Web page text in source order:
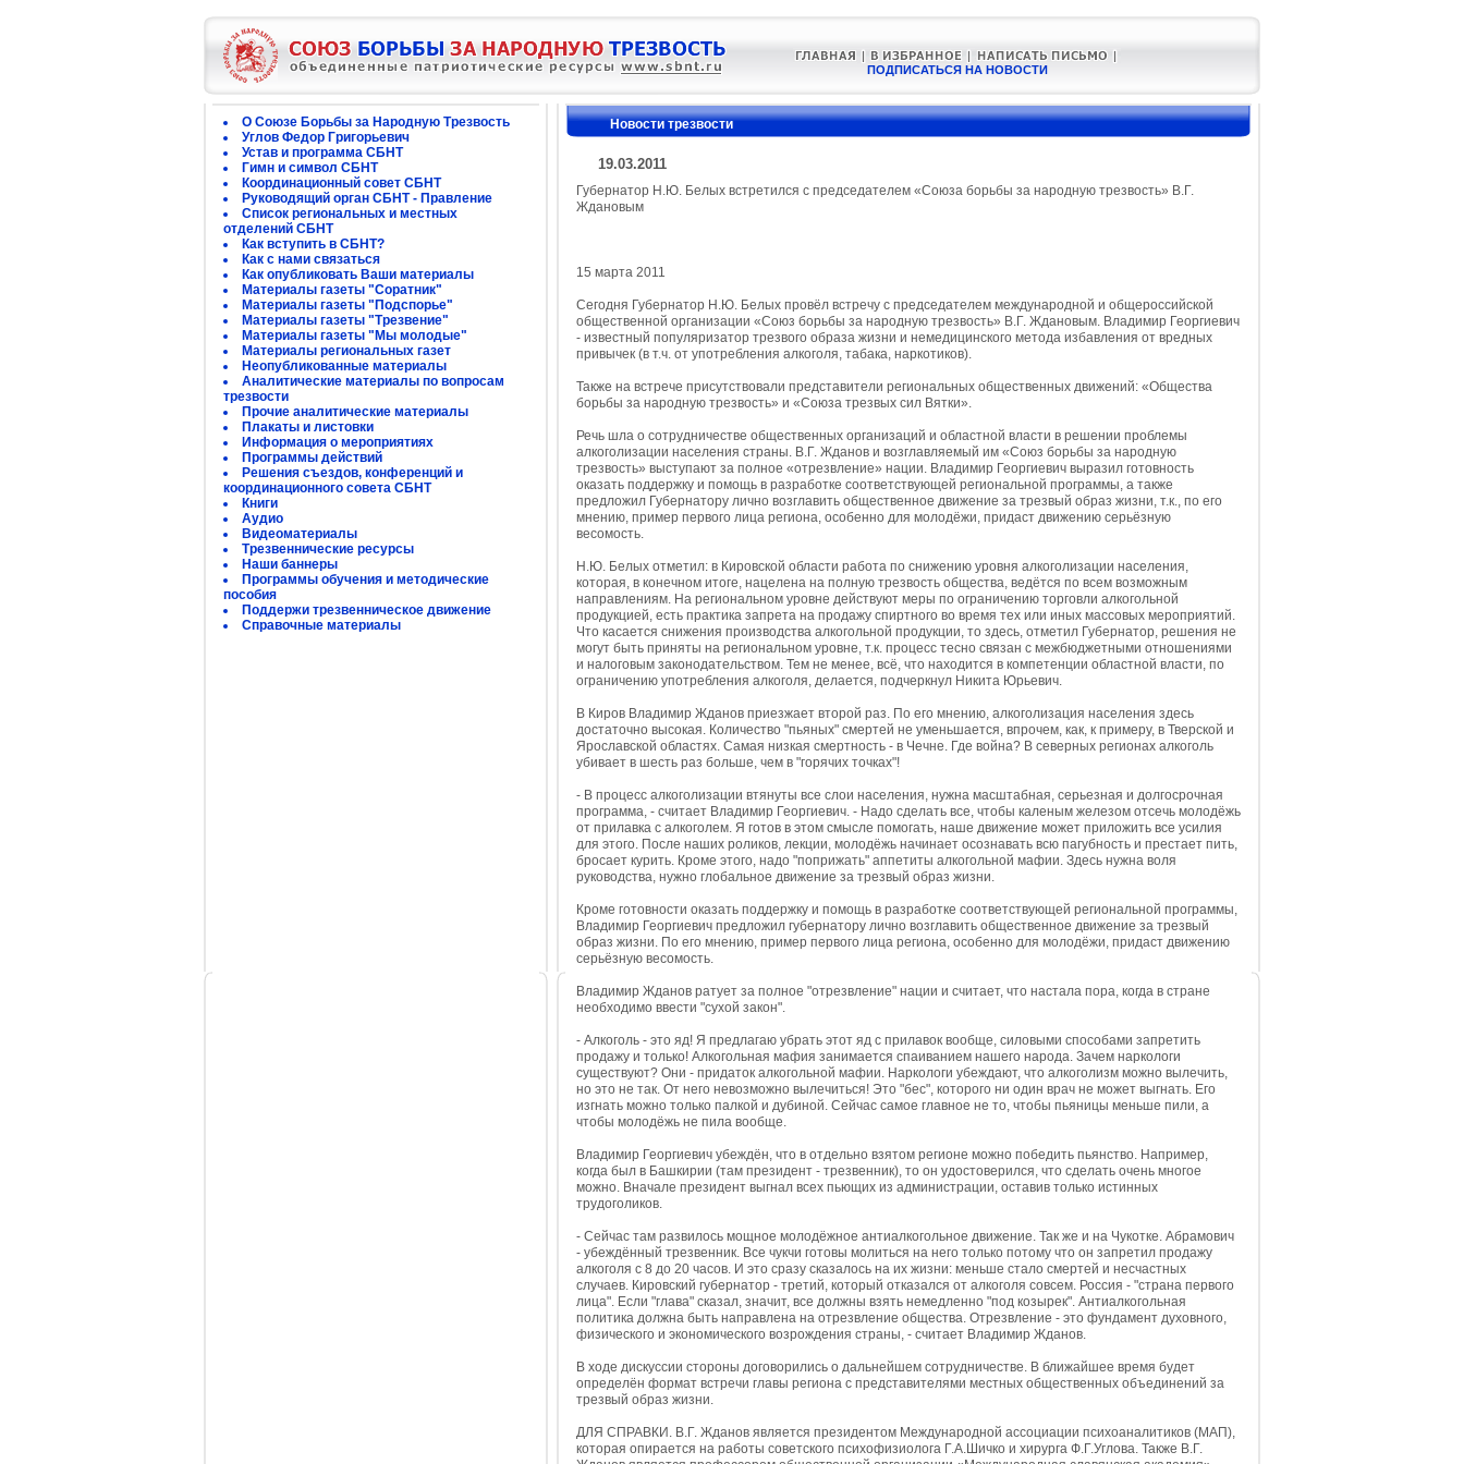
ПОДПИСАТЬСЯ НА НОВОСТИ
О Союзе Борьбы за Народную Трезвость
Углов Федор Григорьевич
Устав и программа СБНТ
Гимн и символ СБНТ
Координационный совет СБНТ
Руководящий орган СБНТ - Правление
Список региональных и местных
отделений СБНТ
Как вступить в СБНТ?
Как с нами связаться
Как опубликовать Ваши материалы
Материалы газеты "Соратник"
Материалы газеты "Подспорье"
Материалы газеты "Трезвение"
Материалы газеты "Мы молодые"
Материалы региональных газет
Неопубликованные материалы
Аналитические материалы по вопросам
трезвости
Прочие аналитические материалы
Плакаты и листовки
Информация о мероприятиях
Программы действий
Решения съездов, конференций и
координационного совета СБНТ
Книги
Аудио
Видеоматериалы
Трезвеннические ресурсы
Наши баннеры
Программы обучения и методические
пособия
Поддержи трезвенническое движение
Справочные материалы
Новости трезвости
19.03.2011
Губернатор Н.Ю. Белых встретился с председателем «Союза борьбы за народную трезвость» В.Г.
Ждановым
15 марта 2011
Сегодня Губернатор Н.Ю. Белых провёл встречу с председателем международной и общероссийской
общественной организации «Союз борьбы за народную трезвость» В.Г. Ждановым. Владимир Георгиевич
- известный популяризатор трезвого образа жизни и немедицинского метода избавления от вредных
привычек (в т.ч. от употребления алкоголя, табака, наркотиков).
Также на встрече присутствовали представители региональных общественных движений: «Общества
борьбы за народную трезвость» и «Союза трезвых сил Вятки».
Речь шла о сотрудничестве общественных организаций и областной власти в решении проблемы
алкоголизации населения страны. В.Г. Жданов и возглавляемый им «Союз борьбы за народную
трезвость» выступают за полное «отрезвление» нации. Владимир Георгиевич выразил готовность
оказать поддержку и помощь в разработке соответствующей региональной программы, а также
предложил Губернатору лично возглавить общественное движение за трезвый образ жизни, т.к., по его
мнению, пример первого лица региона, особенно для молодёжи, придаст движению серьёзную
весомость.
Н.Ю. Белых отметил: в Кировской области работа по снижению уровня алкоголизации населения,
которая, в конечном итоге, нацелена на полную трезвость общества, ведётся по всем возможным
направлениям. На региональном уровне действуют меры по ограничению торговли алкогольной
продукцией, есть практика запрета на продажу спиртного во время тех или иных массовых мероприятий.
Что касается снижения производства алкогольной продукции, то здесь, отметил Губернатор, решения не
могут быть приняты на региональном уровне, т.к. процесс тесно связан с межбюджетными отношениями
и налоговым законодательством. Тем не менее, всё, что находится в компетенции областной власти, по
ограничению употребления алкоголя, делается, подчеркнул Никита Юрьевич.
В Киров Владимир Жданов приезжает второй раз. По его мнению, алкоголизация населения здесь
достаточно высокая. Количество "пьяных" смертей не уменьшается, впрочем, как, к примеру, в Тверской и
Ярославской областях. Самая низкая смертность - в Чечне. Где война? В северных регионах алкоголь
убивает в шесть раз больше, чем в "горячих точках"!
- В процесс алкоголизации втянуты все слои населения, нужна масштабная, серьезная и долгосрочная
программа, - считает Владимир Георгиевич. - Надо сделать все, чтобы каленым железом отсечь молодёжь
от прилавка с алкоголем. Я готов в этом смысле помогать, наше движение может приложить все усилия
для этого. После наших роликов, лекции, молодёжь начинает осознавать всю пагубность и престает пить,
бросает курить. Кроме этого, надо "поприжать" аппетиты алкогольной мафии. Здесь нужна воля
руководства, нужно глобальное движение за трезвый образ жизни.
Кроме готовности оказать поддержку и помощь в разработке соответствующей региональной программы,
Владимир Георгиевич предложил губернатору лично возглавить общественное движение за трезвый
образ жизни. По его мнению, пример первого лица региона, особенно для молодёжи, придаст движению
серьёзную весомость.
Владимир Жданов ратует за полное "отрезвление" нации и считает, что настала пора, когда в стране
необходимо ввести "сухой закон".
- Алкоголь - это яд! Я предлагаю убрать этот яд с прилавок вообще, силовыми способами запретить
продажу и только! Алкогольная мафия занимается спаиванием нашего народа. Зачем наркологи
существуют? Они - придаток алкогольной мафии. Наркологи убеждают, что алкоголизм можно вылечить,
но это не так. От него невозможно вылечиться! Это "бес", которого ни один врач не может выгнать. Его
изгнать можно только палкой и дубиной. Сейчас самое главное не то, чтобы пьяницы меньше пили, а
чтобы молодёжь не пила вообще.
Владимир Георгиевич убеждён, что в отдельно взятом регионе можно победить пьянство. Например,
когда был в Башкирии (там президент - трезвенник), то он удостоверился, что сделать очень многое
можно. Вначале президент выгнал всех пьющих из администрации, оставив только истинных
трудоголиков.
- Сейчас там развилось мощное молодёжное антиалкогольное движение. Так же и на Чукотке. Абрамович
- убеждённый трезвенник. Все чукчи готовы молиться на него только потому что он запретил продажу
алкоголя с 8 до 20 часов. И это сразу сказалось на их жизни: меньше стало смертей и несчастных
случаев. Кировский губернатор - третий, который отказался от алкоголя совсем. Россия - "страна первого
лица". Если "глава" сказал, значит, все должны взять немедленно "под козырек". Антиалкогольная
политика должна быть направлена на отрезвление общества. Отрезвление - это фундамент духовного,
физического и экономического возрождения страны, - считает Владимир Жданов.
В ходе дискуссии стороны договорились о дальнейшем сотрудничестве. В ближайшее время будет
определён формат встречи главы региона с представителями местных общественных объединений за
трезвый образ жизни.
ДЛЯ СПРАВКИ. В.Г. Жданов является президентом Международной ассоциации психоаналитиков (МАП),
которая опирается на работы советского психофизиолога Г.А.Шичко и хирурга Ф.Г.Углова. Также В.Г.